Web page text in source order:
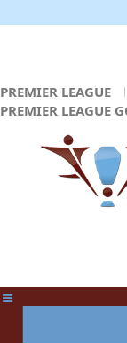
PREMIER LEAGUE
PREMIER LEAGUE